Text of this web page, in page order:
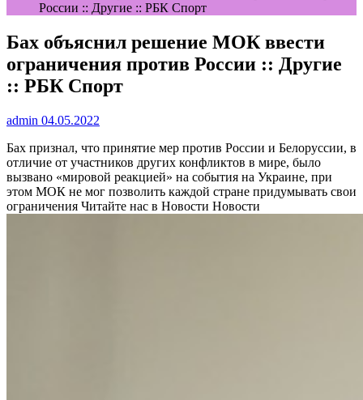
России :: Другие :: РБК Спорт
Бах объяснил решение МОК ввести
ограничения против России :: Другие
:: РБК Спорт
admin 04.05.2022
Бах признал, что принятие мер против России и Белоруссии, в
отличие от участников других конфликтов в мире, было
вызвано «мировой реакцией» на события на Украине, при
этом МОК не мог позволить каждой стране придумывать свои
ограничения Читайте нас в Новости Новости